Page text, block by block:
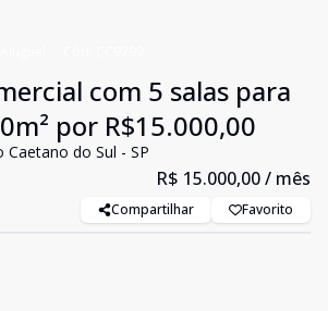
com 5 salas para
por R$15.000,00
Caetano do Sul - SP
R$ 15.000,00/ mês
Compartilhar Favorito